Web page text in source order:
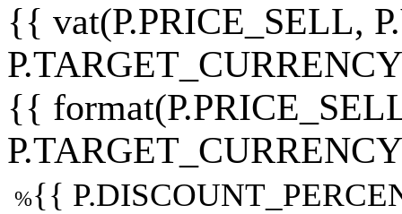
{{ vat(P.PRICE_SELL,
{{
%{{